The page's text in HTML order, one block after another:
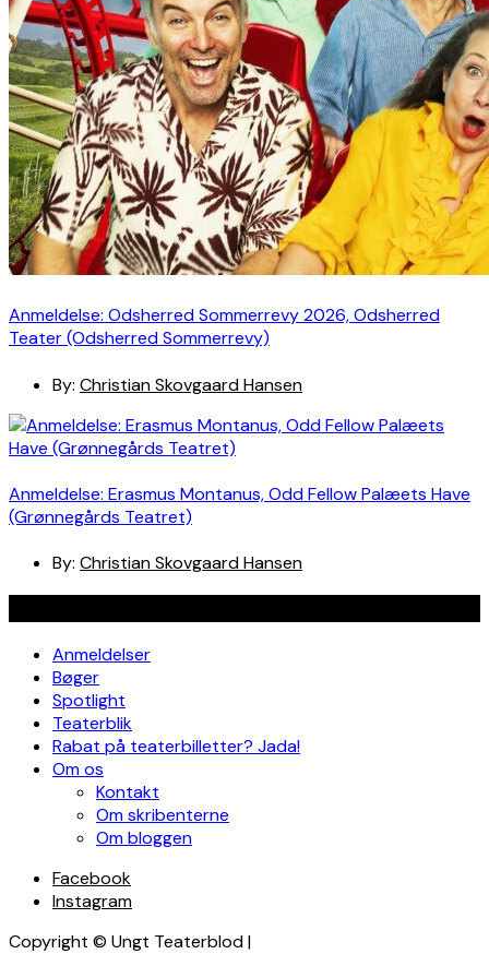
Anmeldelse: Odsherred Sommerrevy 2026, Odsherred
Teater (Odsherred Sommerrevy)
By: Christian Skovgaard Hansen
Anmeldelse: Erasmus Montanus, Odd Fellow Palæets Have
(Grønnegårds Teatret)
By: Christian Skovgaard Hansen
Anmeldelser
Bøger
Spotlight
Teaterblik
Rabat på teaterbilletter? Jada!
Om os
Kontakt
Om skribenterne
Om bloggen
Facebook
Instagram
Copyright © Ungt Teaterblod |